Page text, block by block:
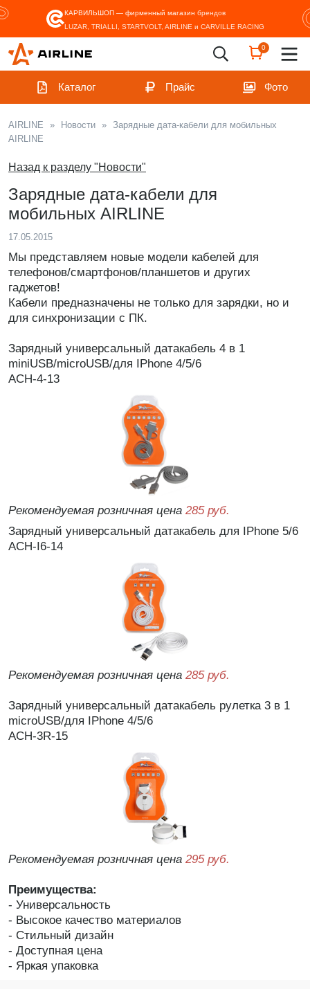
КАРВИЛЬШОП — фирменный магазин брендов
LUZAR, TRIALLI, STARTVOLT, AIRLINE и CARVILLE RACING
0
Каталог Прайс Фото
AIRLINE » Новости » Зарядные дата-кабели для мобильных
AIRLINE
Назад к разделу "Новости"
Зарядные дата-кабели для
мобильных AIRLINE
17.05.2015
Мы представляем новые модели кабелей для
телефонов/смартфонов/планшетов и других
гаджетов!
Кабели предназначены не только для зарядки, но и
для синхронизации с ПК.
Зарядный универсальный датакабель 4 в 1
miniUSB/microUSB/для IPhone 4/5/6
ACH-4-13
Рекомендуемая розничная цена 285 руб.
Зарядный универсальный датакабель для IPhone 5/6
ACH-I6-14
Рекомендуемая розничная цена 285 руб.
Зарядный универсальный датакабель рулетка 3 в 1
microUSB/для IPhone 4/5/6
ACH-3R-15
Рекомендуемая розничная цена 295 руб.
Преимущества:
- Универсальность
- Высокое качество материалов
- Стильный дизайн
- Доступная цена
- Яркая упаковка